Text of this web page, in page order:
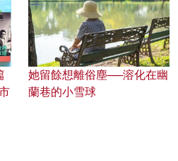
她留餘想離俗塵──溶化在幽
蘭巷的小雪球